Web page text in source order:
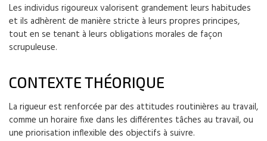
Les individus rigoureux valorisent grandement leurs habitudes
et ils adhèrent de manière stricte à leurs propres principes,
tout en se tenant à leurs obligations morales de façon
scrupuleuse.
CONTEXTE THÉORIQUE
La rigueur est renforcée par des attitudes routinières au travail,
comme un horaire fixe dans les différentes tâches au travail, ou
une priorisation inflexible des objectifs à suivre.